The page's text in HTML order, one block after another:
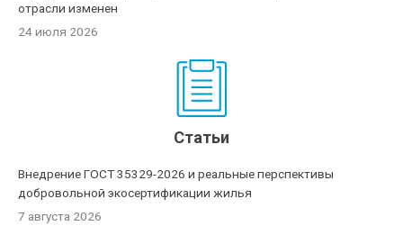
отрасли изменен
24 июля 2026
Статьи
Внедрение ГОСТ 35329-2026 и реальные перспективы
добровольной экосертификации жилья
7 августа 2026